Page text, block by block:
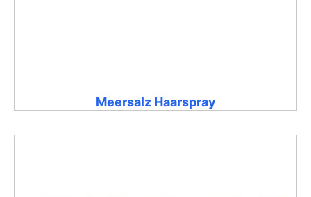
Meersalz Haarspray